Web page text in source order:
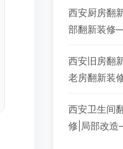
西安厨房翻
部翻新装修
西安旧房翻
老房翻新装
西安卫生间
修|局部改